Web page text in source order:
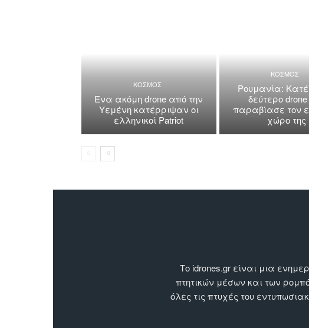
ΚΟΣΜΟΣ
Ένα ακόμη drone από την
Υεμένη κατέρριψαν οι
ελληνικοί Patriot
ΚΟΣΜΟΣ
Ρουμανία:
δεύτερο
παραβίασε τον
χώρο της
Το idrones.gr είναι μια
πτητικών μέσων και των
όλες τις πτυχές του